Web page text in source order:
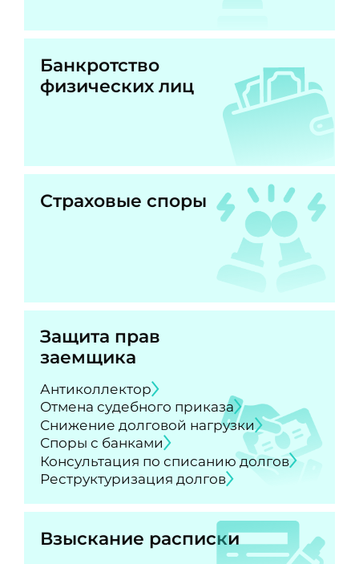
Банкротство
физических лиц
Страховые споры
Защита прав
заемщика
Антиколлектор
Отмена судебного приказа
Снижение долговой нагрузки
Споры с банками
Консультация по списанию долгов
Реструктуризация долгов
Взыскание расписки